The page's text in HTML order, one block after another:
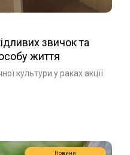
звичок та
життя
культури у раках акції
Новини